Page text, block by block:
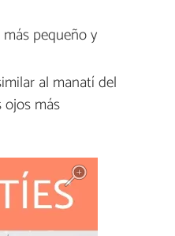
más pequeño y
al manatí del
más